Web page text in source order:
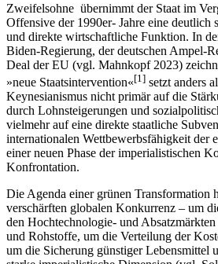
Zweifelsohne übernimmt der Staat im
Offensive der 1990er- Jahre eine deutlich
und direkte wirtschaftliche Funktion. In
Biden-Regierung, der deutschen Ampel-
Deal der EU (vgl. Mahnkopf 2023)
»neue Staatsintervention«[1 ] setzt anders
Keynesianismus nicht primär auf die
durch Lohnsteigerungen und
vielmehr auf eine direkte staatliche
internationalen Wettbewerbsfähigkeit der
einer neuen Phase der imperialistischen
Konfrontation.
Die Agenda einer grünen Transformation
verschärften globalen Konkurrenz – um
den Hochtechnologie- und
und Rohstoffe, um die Verteilung der
um die Sicherung günstiger Lebensmittel